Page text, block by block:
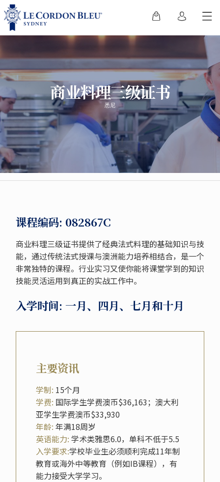
商业料理三级证书
悉尼
课程编码: 082867C
商业料理三级证书提供了经典法式料理的基础知识与技
能，通过传统法式授课与澳洲能力培养相结合，是一个
非常独特的课程。行业实习又使你能将课堂学到的知识
技能灵活运用到真正的实战工作中。
入学时间: 一月、四月、七月和十月
主要资讯
学制: 15个月
学费: 国际学生学费澳币$36,163；澳大利
亚学生学费澳币$33,930
年龄: 年满18周岁
英语能力: 学术类雅思6.0，单科不低于5.5
入学要求:学校毕业生必须顺利完成11年制
教育或海外中等教育（例如IB课程），有
能力接受大学学习。